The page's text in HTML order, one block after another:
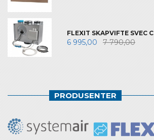
FLEXIT SKAPVIFTE SVEC C
6 995,00 7 790,00
PRODUSENTER